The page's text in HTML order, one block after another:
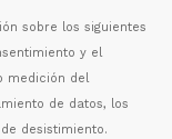
ón sobre los siguientes
y el
medición del
de datos, los
desistimiento.